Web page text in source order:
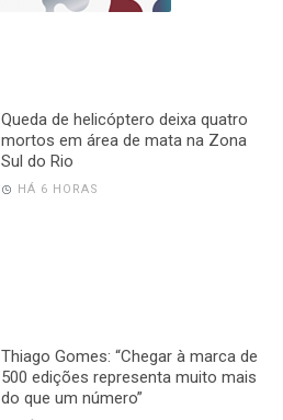
Queda de helicóptero deixa quatro
mortos em área de mata na Zona
Sul do Rio
HÁ 6 HORAS
Thiago Gomes: “Chegar à marca de
500 edições representa muito mais
do que um número”